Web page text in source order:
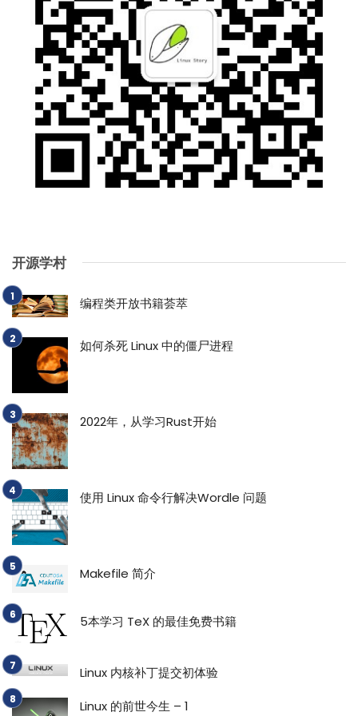
开源学村
编程类开放书籍荟萃
如何杀死 Linux 中的僵尸进程
2022年，从学习Rust开始
使用 Linux 命令行解决Wordle 问题
Makefile 简介
5本学习 TeX 的最佳免费书籍
Linux 内核补丁提交初体验
Linux 的前世今生 – 1